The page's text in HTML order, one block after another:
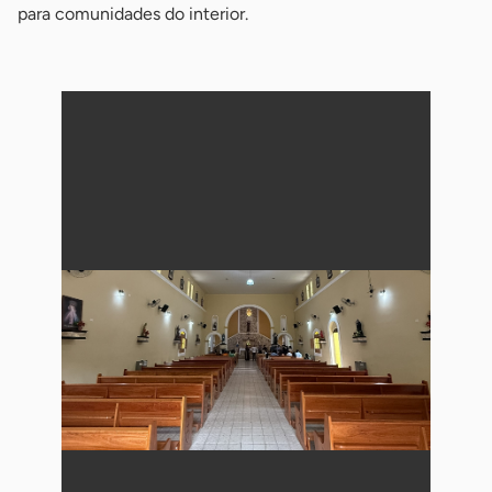
para comunidades do interior.